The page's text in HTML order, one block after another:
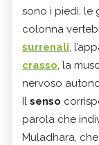
sono i piedi, le
colonna
surrenali,
crasso, la
nervoso
Il senso
parola che
Muladhara,